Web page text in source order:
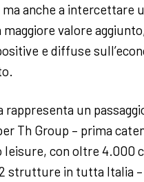
anche a intercettare
valore
e diffuse
rappresenta un
Th Group – prima
leisure, con oltre 4.000
strutture in tutta Italia –